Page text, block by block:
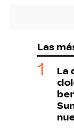
Las
La